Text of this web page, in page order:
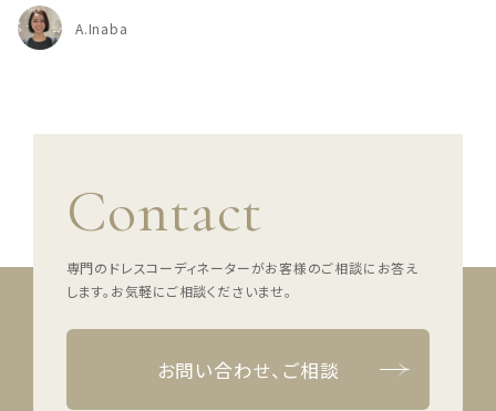
ドレスブランド
神社結婚式 お問い合わせ
A.Inaba
Contact
専門のドレスコーディネーターがお客様のご相談にお答え
します。 お気軽にご相談くださいませ。
お問い合わせ、ご相談